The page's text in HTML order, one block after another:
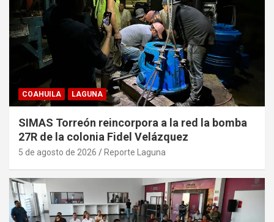
COAHUILA LAGUNA
SIMAS Torreón reincorpora a la red la bomba
27R de la colonia Fidel Velázquez
5 de agosto de 2026 Reporte Laguna